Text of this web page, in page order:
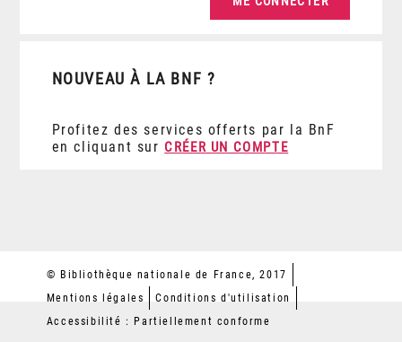
NOUVEAU À LA BNF ?
Profitez des services offerts par la BnF
en cliquant sur CRÉER UN COMPTE
© Bibliothèque nationale de France, 2017
Mentions légales
Conditions d'utilisation
Accessibilité : Partiellement conforme